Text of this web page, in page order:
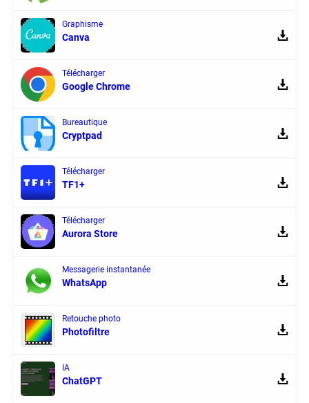
Graphisme
Canva
Télécharger
Google Chrome
Bureautique
Cryptpad
Télécharger
TF1+
Télécharger
Aurora Store
Messagerie instantanée
WhatsApp
Retouche photo
Photofiltre
IA
ChatGPT